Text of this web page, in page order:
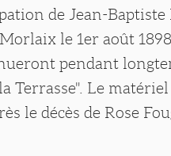
de Jean-Baptiste
le 1er août
pendant
Terrasse". Le
le décès de Rose